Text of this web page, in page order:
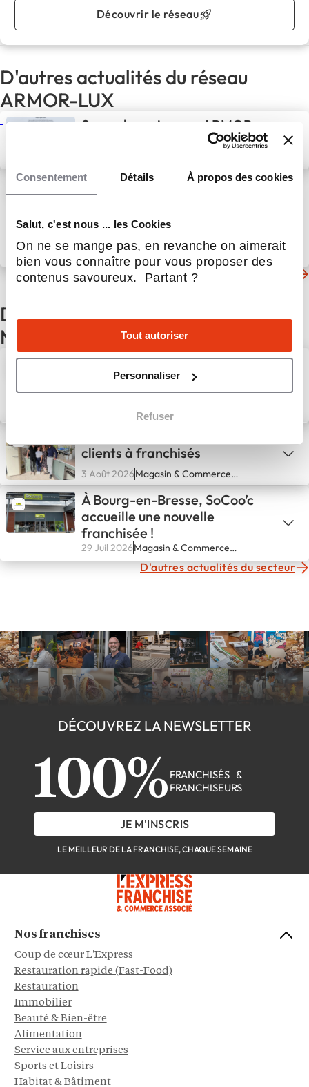
Consentement Détails À propos des cookies
Salut, c'est nous ... les Cookies
On ne se mange pas, en revanche on aimerait
bien vous connaître pour vous proposer des
contenus savoureux. Partant ?
Tout autoriser
Personnaliser
Refuser
Découvrir le réseau
D'autres actualités du réseau
ARMOR-LUX
Seconde main pour ARMOR-
Collaboration ARMOR-LUX x
Superga
16 Juil 2025 Actualités
Les dernières actualités de ARMOR-LUX
D'autres actualités du secteur
Magasin & Commerce spécialisé
Bazarland poursuit son
développement avec
l'ouverture d'un nouveau
magasin à Solliès-Pont
Magasin & Commerce
spécialisé
clients à franchisés
3 Août 2026Magasin & Commerce
spécialisé
À Bourg-en-Bresse, SoCoo’c
accueille une nouvelle
franchisée !
29 Juil 2026Magasin & Commerce
spécialisé
D'autres actualités du secteur
DÉCOUVREZ LA NEWSLETTER
100% FRANCHISÉS &
FRANCHISEURS
JE M'INSCRIS
LE MEILLEUR DE LA FRANCHISE, CHAQUE SEMAINE
Nos franchises
Coup de cœur L'Express
Restauration rapide (Fast-Food)
Restauration
Immobilier
Beauté & Bien-être
Alimentation
Service aux entreprises
Sports et Loisirs
Habitat & Bâtiment